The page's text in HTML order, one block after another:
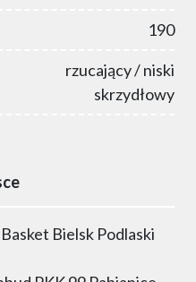
190
rzucający / niski
skrzydłowy
Bielsk Podlaski